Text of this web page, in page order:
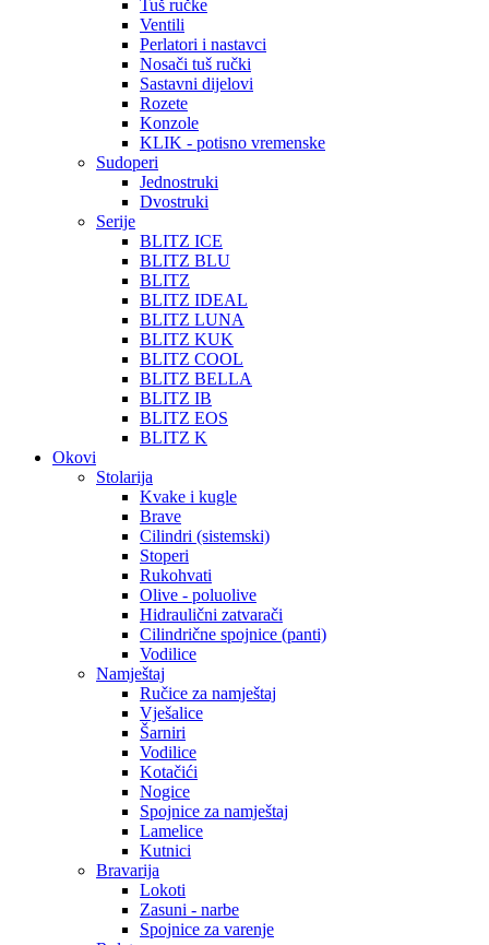
Tuš ručke
Ventili
Perlatori i nastavci
Nosači tuš ručki
Sastavni dijelovi
Rozete
Konzole
KLIK - potisno vremenske
Sudoperi
Jednostruki
Dvostruki
Serije
BLITZ ICE
BLITZ BLU
BLITZ
BLITZ IDEAL
BLITZ LUNA
BLITZ KUK
BLITZ COOL
BLITZ BELLA
BLITZ IB
BLITZ EOS
BLITZ K
Okovi
Stolarija
Kvake i kugle
Brave
Cilindri (sistemski)
Stoperi
Rukohvati
Olive - poluolive
Hidraulični zatvarači
Cilindrične spojnice (panti)
Vodilice
Namještaj
Ručice za namještaj
Vješalice
Šarniri
Vodilice
Kotačići
Nogice
Spojnice za namještaj
Lamelice
Kutnici
Bravarija
Lokoti
Zasuni - narbe
Spojnice za varenje